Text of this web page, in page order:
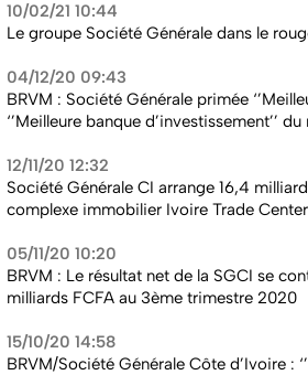
10/02/21 10:44
Le groupe Société Générale dans le
04/12/20 09:43
BRVM : Société Générale primée
‘’Meilleure banque d’investissement’’
12/11/20 12:32
Société Générale CI arrange 16,4
complexe immobilier Ivoire Trade Center
05/11/20 10:20
BRVM : Le résultat net de la SGCI se
milliards FCFA au 3ème trimestre 2020
15/10/20 14:58
BRVM/Société Générale Côte d’Ivoire :